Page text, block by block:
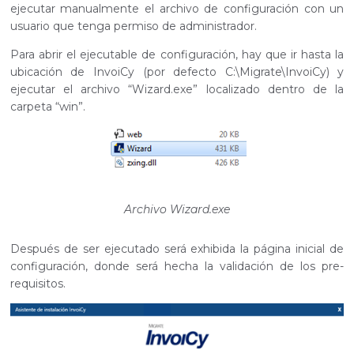
ejecutar manualmente el archivo de configuración con un
usuario que tenga permiso de administrador.
Para abrir el ejecutable de configuración, hay que ir hasta la
ubicación de InvoiCy (por defecto C:\Migrate\InvoiCy) y
ejecutar el archivo “Wizard.exe” localizado dentro de la
carpeta “win”.
Archivo Wizard.exe
Después de ser ejecutado será exhibida la página inicial de
configuración, donde será hecha la validación de los pre-
requisitos.